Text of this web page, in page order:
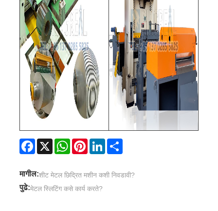
Facebook
X WhatsAppPinterestLinkedIn
मागील:शीट मेटल छिद्रित मशीन कशी निवडावी?
पुढे:मेटल स्लिटिंग कसे कार्य करते?